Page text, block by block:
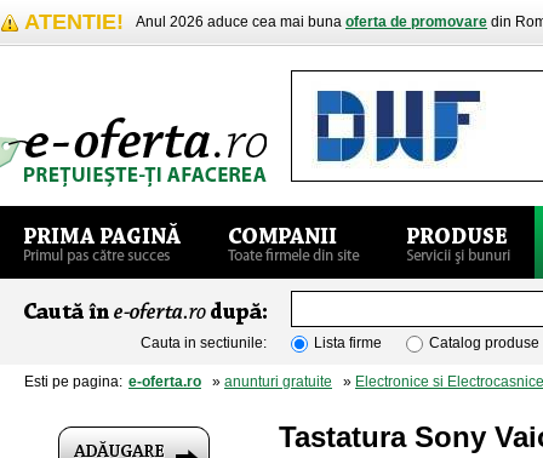
ATENTIE! Anul 2026 aduce cea mai buna oferta de promovare din
Cauta in sectiunile: Lista firme Catalog produse
Esti pe pagina: e-oferta.ro » anunturi gratuite » Electronice si Electrocasnice
Tastatura Sony